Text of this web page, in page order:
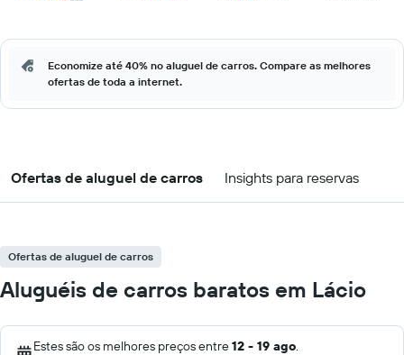
Economize até 40% no aluguel de carros. Compare as melhores
ofertas de toda a internet.
Ofertas de aluguel de carros Insights para reservas
Ofertas de aluguel de carros
Aluguéis de carros baratos em Lácio
Estes são os melhores preços entre12 - 19 ago.